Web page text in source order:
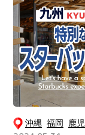
沖縄 福岡 鹿